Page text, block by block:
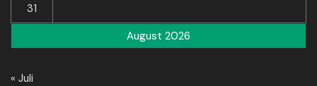
August 2026
31
« Juli